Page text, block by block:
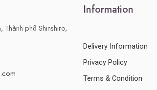
phố Shinshiro,
Information
Delivery Information
Privacy Policy
Terms & Condition